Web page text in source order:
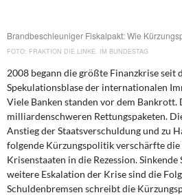
Memo-Gruppe
Institut Solidarische Moderne
Rosa-Luxemburg-Stiftung
Über mich
Kontakt
Brandbeschleuniger Fiskalpakt: Wie
FRAKTION DIE LINKE. IM BUNDESTAG
2008 begann die größte Finanzkrise seit
Spekulationsblase der internationalen
Viele Banken standen vor dem Bankrott.
milliardenschweren Rettungspaketen.
Anstieg der Staatsverschuldung und zu
folgende Kürzungspolitik verschärfte
Krisenstaaten in die Rezession.
weitere Eskalation der Krise sind die
Schuldenbremsen schreibt die